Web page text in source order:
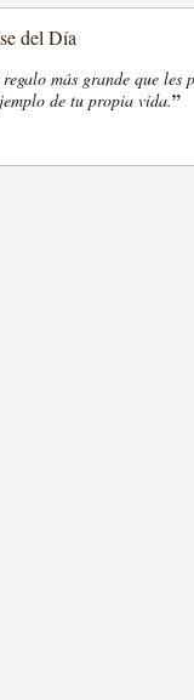
del Día
más grande que les
de tu propia vida.”